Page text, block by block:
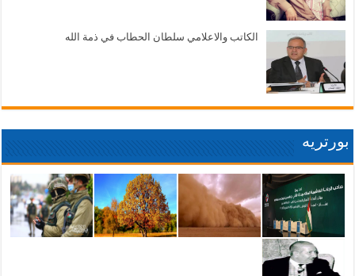
الكاتب والاعلامي سلطان الحطاب في ذمة الله
بورتريه